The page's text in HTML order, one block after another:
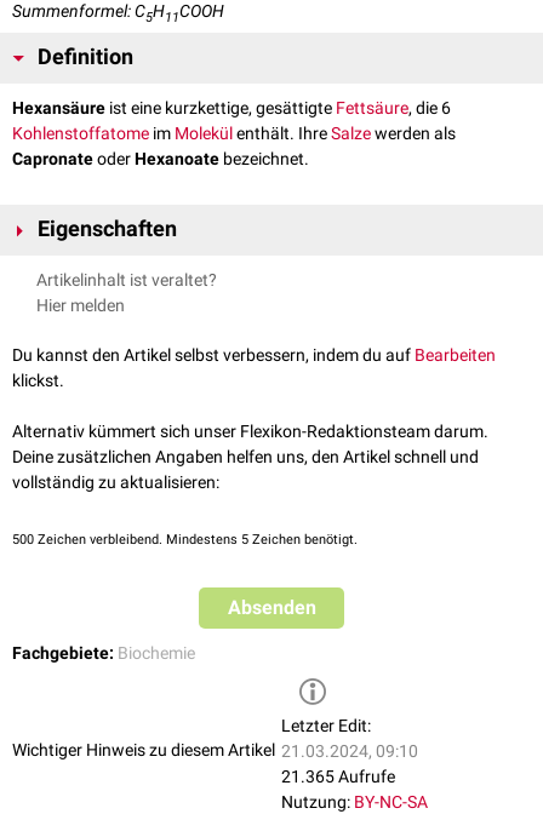
Summenformel: C5H11COOH
Definition
Hexansäure ist eine kurzkettige, gesättigte Fettsäure, die 6
Kohlenstoffatome im Molekülenthält. IhreSalzewerden als
CapronateoderHexanoate bezeichnet.
Eigenschaften
Die bei Raumtemperatur klare, leicht ölige
und ist begrenzt in
Die Substanz kommt in der Natur unter anderem in
ätherischen Ölen
ranziger Butter und im
Artikelinhalt ist veraltet?
Hier melden
Du kannst den Artikel selbst verbessern, indem du auf Bearbeiten
klickst.
Alternativ kümmert sich unser Flexikon-Redaktionsteam darum.
Deine zusätzlichen Angaben helfen uns, den Artikel schnell und
vollständig zu aktualisieren:
500 Zeichen verbleibend. Mindestens 5 Zeichen benötigt.
Absenden
Fachgebiete: Biochemie
Wichtiger Hinweis zu diesem Artikel
Letzter Edit:
21.03.2024, 09:10
21.365 Aufrufe
Nutzung: BY-NC-SA